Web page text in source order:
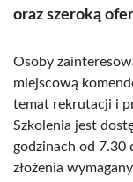
oraz szeroką
Osoby
miejscową
temat rekrutacji i
Szkolenia jest
godzinach od 7.30
złożenia